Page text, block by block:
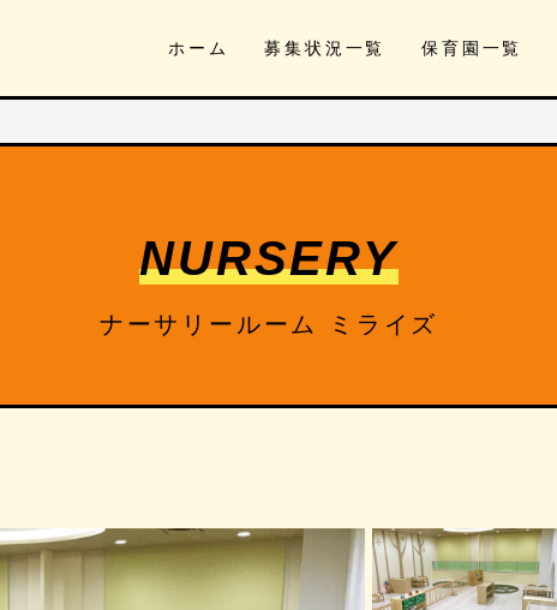
ホーム 募集状況一覧 保育園一覧
NURSERY
ナーサリールーム ミライズ